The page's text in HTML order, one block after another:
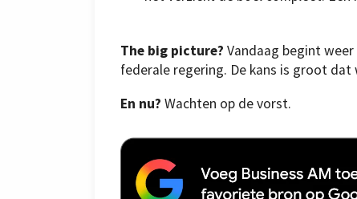
The big picture? Vandaag begint
federale regering. De kans is groot
En nu? Wachten op de vorst.